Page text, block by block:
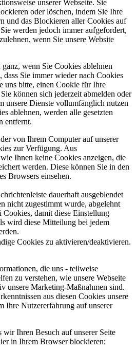
unserer Webseite. Sie
oder löschen, indem Sie Ihre
und das Blockieren aller Cookies auf
werden jedoch immer aufgefordert,
wenn Sie unsere Website
wenn Sie Cookies ablehnen
Sie immer wieder nach Cookies
uns bitte, einen Cookie für Ihre
können sich jederzeit abmelden oder
unsere Dienste vollumfänglich nutzen
ablehnen, werden alle gesetzten
entfernt.
von Ihrem Computer auf unserer
zur Verfügung. Aus
Ihnen keine Cookies anzeigen, die
werden. Diese können Sie in den
Browsers einsehen.
dauerhaft ausgeblendet
nicht zugestimmt wurde, abgelehnt
damit diese Einstellung
wird diese Mitteilung bei jedem
Cookies zu aktivieren/deaktivieren.
die uns - teilweise
zu verstehen, wie unsere Webseite
unsere Marketing-Maßnahmen sind.
aus diesen Cookies unsere
Ihre Nutzererfahrung auf unserer
Ihren Besuch auf unserer Seite
in Ihrem Browser blockieren: